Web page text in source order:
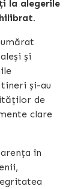
la alegerile
și
și-au
de
clare
în